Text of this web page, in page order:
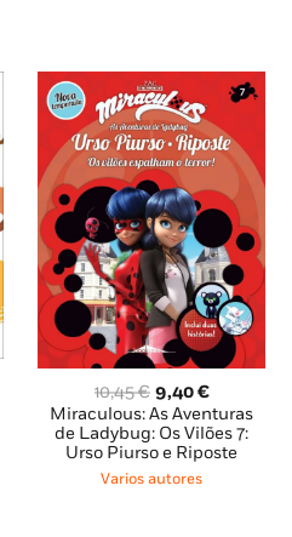
10,45€ O
preço
original
era:
10,45 €.
9,40€O
preço
atual
é:
Miraculous: As Aventuras
de Ladybug: Os Vilões 7:
Urso Piurso e Riposte
Varios autores